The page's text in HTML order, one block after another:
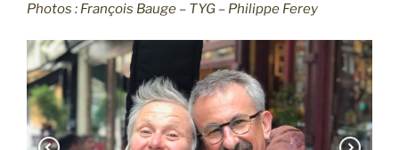
Photos : François Bauge – TYG – Philippe Ferey